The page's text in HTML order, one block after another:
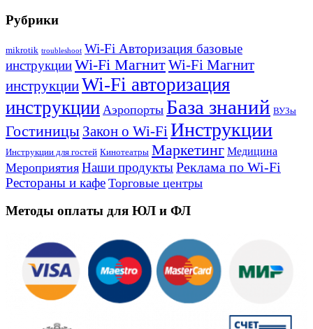
Рубрики
mikrotik troubleshoot Wi-Fi Авторизация базовые
инструкцииWi-Fi МагнитWi-Fi Магнит
инструкцииWi-Fi авторизация
инструкции Аэропорты База знаний ВУЗы
Гостиницы Закон о Wi-Fi Инструкции
Инструкции для гостей Кинотеатры Маркетинг Медицина
Мероприятия Наши продуктыРеклама по Wi-Fi
Рестораны и кафе Торговые центры
Методы оплаты для ЮЛ и ФЛ